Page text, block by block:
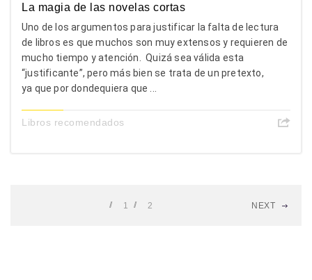
La magia de las novelas cortas
Uno de los argumentos para justificar la falta de lectura
de libros es que muchos son muy extensos y requieren de
mucho tiempo y atención. Quizá sea válida esta
“justificante”, pero más bien se trata de un pretexto,
ya que por dondequiera que ...
Libros recomendados
1 2 NEXT